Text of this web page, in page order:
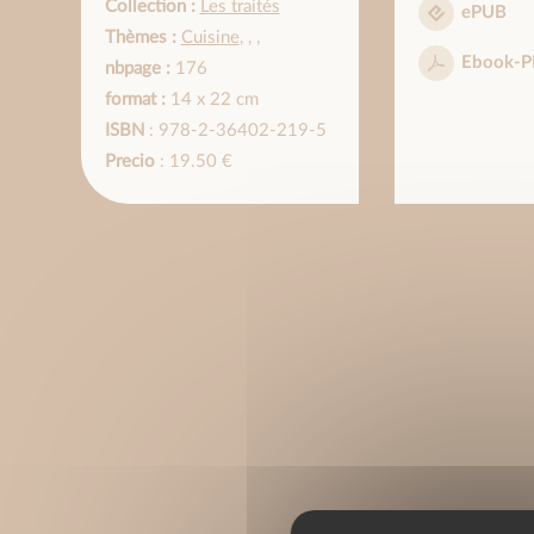
Collection : Les traités
Thèmes : Cuisine, , ,
nbpage :176
format :14 x 22 cm
ISBN : 978-2-36402-219-5
Precio: 19.50 €
ePUB
Ebook-